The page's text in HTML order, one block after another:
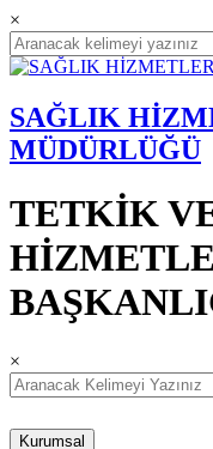
×
SAĞLIK
MÜDÜRLÜĞÜ
TETKİK
×
Kurumsal